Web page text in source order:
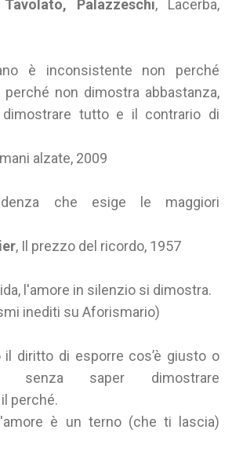
Palazzeschi, Lacerba,
è inconsistente non perché
non dimostra abbastanza,
tutto e il contrario di
alzate, 2009
che esige le maggiori
, Il prezzo del ricordo, 1957
l'amore in silenzio si dimostra.
inediti su Aforismario)
il diritto di esporre cos’è giusto o
senza saper dimostrare
perché.
è un terno (che ti lascia)